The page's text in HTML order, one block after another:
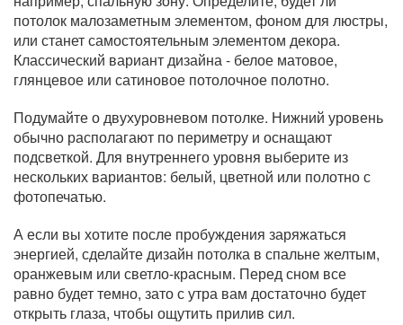
потолок малозаметным элементом, фоном для люстры,
или станет самостоятельным элементом декора.
Классический вариант дизайна - белое матовое,
глянцевое или сатиновое потолочное полотно.
Подумайте о двухуровневом потолке. Нижний уровень
обычно располагают по периметру и оснащают
подсветкой. Для внутреннего уровня выберите из
нескольких вариантов: белый, цветной или полотно с
фотопечатью.
А если вы хотите после пробуждения заряжаться
энергией, сделайте дизайн потолка в спальне желтым,
оранжевым или светло-красным. Перед сном все
равно будет темно, зато с утра вам достаточно будет
открыть глаза, чтобы ощутить прилив сил.